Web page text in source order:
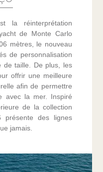
la réinterprétation
de Monte Carlo
mètres, le nouveau
de personnalisation
de taille. De plus, les
offrir une meilleure
afin de permettre
avec la mer. Inspiré
de la collection
présente des lignes
jamais.